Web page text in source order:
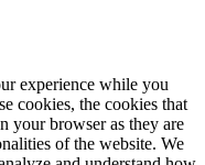
experience while you
cookies, the cookies that
your browser as they are
of the website. We